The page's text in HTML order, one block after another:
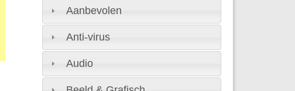
Aanbevolen
Anti-virus
Audio